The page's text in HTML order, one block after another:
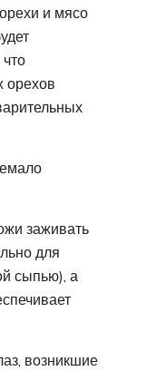
и мясо
орехов
заживать
для
сыпью), а
возникшие